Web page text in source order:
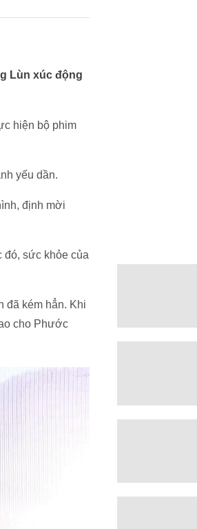
Lùn xúc động
hiện bộ phim
yếu dần.
định mời
đó, sức khỏe của
đã kém hẳn. Khi
cho Phước